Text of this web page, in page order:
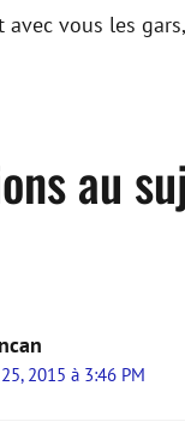
avec vous les
au
2015 à 3:46 PM